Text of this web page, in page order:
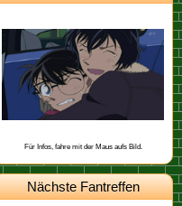
Dieses Bild stammt von der
Episode 674
.
Schon gewusst, dass Kogoro eine
Narbe an der Schulter hat, die er sich
angeblich bei einem Baseballspiel
geholt hat?
Für Infos, fahre mit der Maus aufs Bild.
Nächste Fantreffen